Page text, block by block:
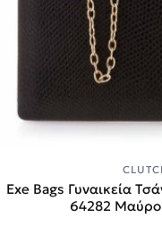
Exe Bags Γυναικεία
64282